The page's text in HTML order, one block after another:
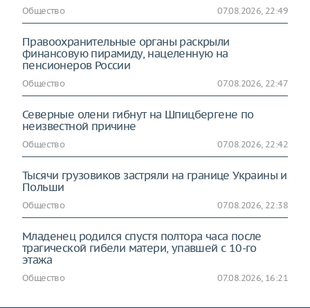
Общество 07.08.2026, 22:49
Правоохранительные органы раскрыли
финансовую пирамиду, нацеленную на
пенсионеров России
Общество 07.08.2026, 22:47
Северные олени гибнут на Шпицбергене по
неизвестной причине
Общество 07.08.2026, 22:42
Тысячи грузовиков застряли на границе Украины и
Польши
Общество 07.08.2026, 22:38
Младенец родился спустя полтора часа после
трагической гибели матери, упавшей с 10-го
этажа
Общество 07.08.2026, 16:21